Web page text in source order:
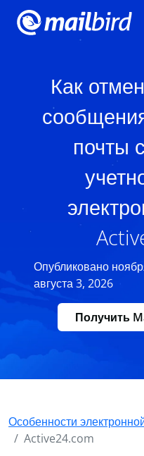
Как
почты
Опубликовано
августа 3, 2026
Получить
Особенности
Active24.com